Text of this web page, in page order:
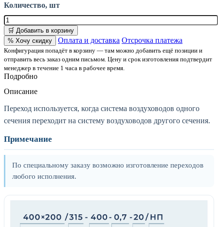
Количество, шт
🛒 Добавить в корзину
% Хочу скидку
Оплата и доставка Отсрочка платежа
Конфигурация попадёт в корзину — там можно добавить ещё позиции и
отправить весь заказ одним письмом. Цену и срок изготовления подтвердит
менеджер в течение 1 часа в рабочее время.
Подробно
Описание
Переход используется, когда система воздуховодов одного
сечения переходит на систему воздуховодов другого сечения.
Примечание
По специальному заказу возможно изготовление переходов
любого исполнения.